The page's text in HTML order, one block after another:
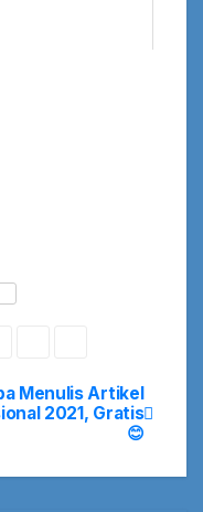
Menulis Artikel
2021, Gratis
😊